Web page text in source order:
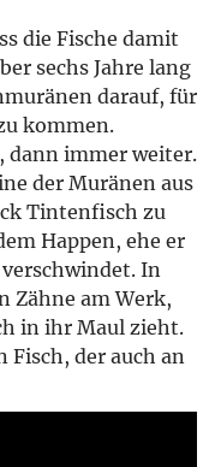
die Fische damit
sechs Jahre lang
darauf, für
kommen.
dann immer weiter.
der Muränen aus
Tintenfisch zu
Happen, ehe er
In
Zähne am Werk,
in ihr Maul zieht.
Fisch, der auch an